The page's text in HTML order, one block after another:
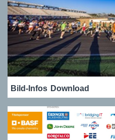
Bild-Infos Download